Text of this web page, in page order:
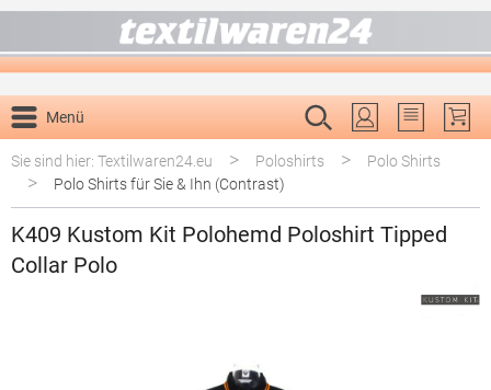
Menü
Du hast 0
Sie sind hier: Textilwaren24.eu
> Poloshirts > Polo Shirts
> Polo Shirts für Sie & Ihn (Contrast)
K409 Kustom Kit Polohemd Poloshirt Tipped
Collar Polo